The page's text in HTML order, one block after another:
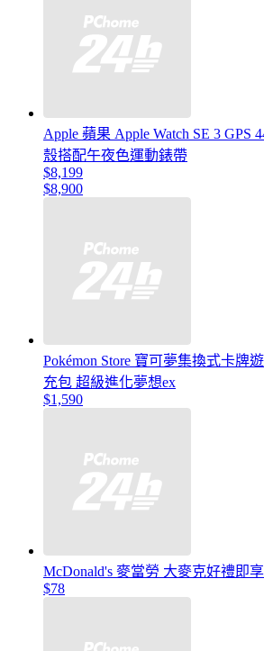
Apple 蘋果 Apple Watch SE 3 GPS
殼搭配午夜色運動錶帶
$8,199
$8,900
Pokémon Store 寶可夢集換式卡牌
充包 超級進化夢想ex
$1,590
McDonald's 麥當勞 大麥克好禮即
$78